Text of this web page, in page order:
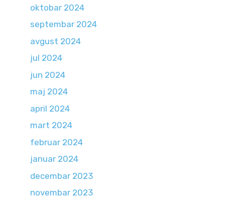
oktobar 2024
septembar 2024
avgust 2024
jul 2024
jun 2024
maj 2024
april 2024
mart 2024
februar 2024
januar 2024
decembar 2023
novembar 2023